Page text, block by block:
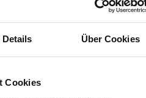
Details Über Cookies
Cookies